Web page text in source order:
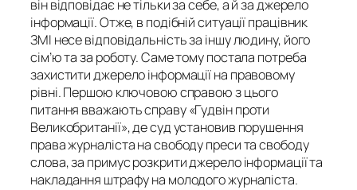
він відповідає не тільки за себе, а й за джерело
інформації. Отже, в подібній ситуації працівник
ЗМІ несе відповідальність за іншу людину, його
сім’ю та за роботу. Саме тому постала потреба
захистити джерело інформації на правовому
рівні. Першою ключовою справою з цього
питання вважають справу «Гудвін проти
Великобританії», де суд установив порушення
права журналіста на свободу преси та свободу
слова, за примус розкрити джерело інформації та
накладання штрафу на молодого журналіста.